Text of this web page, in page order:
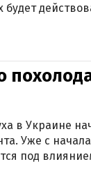
будет
в Украине
Уже с
под